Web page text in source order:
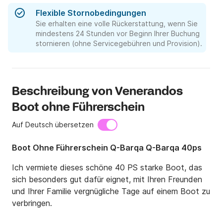
Flexible Stornobedingungen
Sie erhalten eine volle Rückerstattung, wenn Sie
mindestens 24 Stunden vor Beginn Ihrer Buchung
stornieren (ohne Servicegebühren und Provision).
Beschreibung von Venerandos
Boot ohne Führerschein
Auf Deutsch übersetzen
Boot Ohne Führerschein Q-Barqa Q-Barqa 40ps
Ich vermiete dieses schöne 40 PS starke Boot, das
sich besonders gut dafür eignet, mit Ihren Freunden
und Ihrer Familie vergnügliche Tage auf einem Boot zu
verbringen.